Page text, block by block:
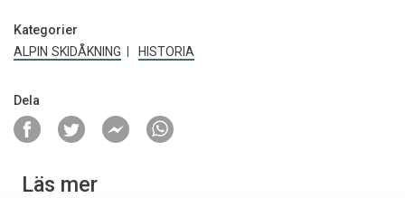
Kategorier
ALPIN SKIDÅKNING
HISTORIA
Dela
Läs mer